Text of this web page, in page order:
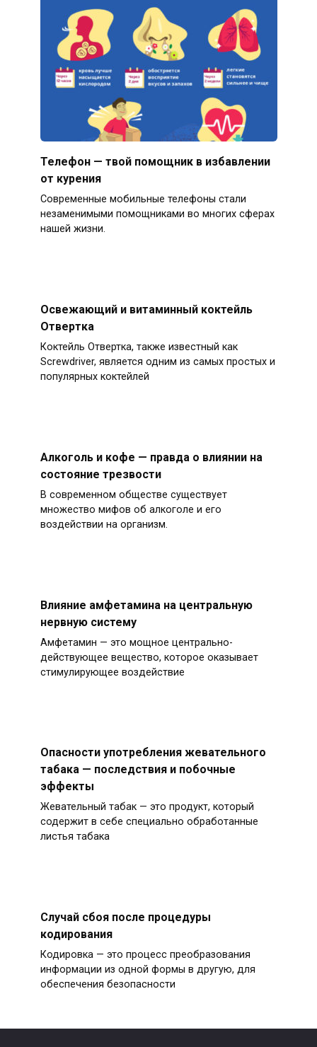
Телефон — твой помощник в избавлении
от курения
Современные мобильные телефоны стали
незаменимыми помощниками во многих сферах
нашей жизни.
Освежающий и витаминный коктейль
Отвертка
Коктейль Отвертка, также известный как
Screwdriver, является одним из самых простых и
популярных коктейлей
Алкоголь и кофе — правда о влиянии на
состояние трезвости
В современном обществе существует
множество мифов об алкоголе и его
воздействии на организм.
Влияние амфетамина на центральную
нервную систему
Амфетамин — это мощное центрально-
действующее вещество, которое оказывает
стимулирующее воздействие
Опасности употребления жевательного
табака — последствия и побочные
эффекты
Жевательный табак — это продукт, который
содержит в себе специально обработанные
листья табака
Случай сбоя после процедуры
кодирования
Кодировка — это процесс преобразования
информации из одной формы в другую, для
обеспечения безопасности